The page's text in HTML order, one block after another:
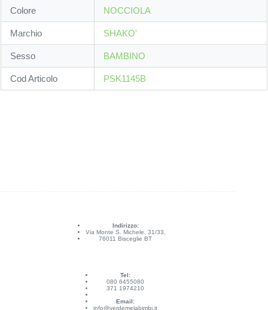
Colore NOCCIOLA
Marchio SHAKO'
Sesso BAMBINO
Cod Articolo PSK1145B
Indirizzo:
Via Monte S. Michele, 31/33,
76011 Bisceglie BT
Tel:
080 6455080
371 1974210
Email:
info@verdemelabimbi.it